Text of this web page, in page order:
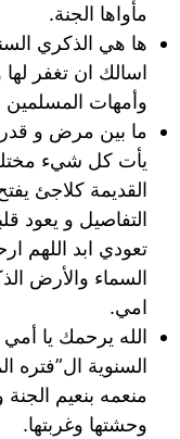
مأواها الجنة.
ها هي الذكري
اسالك ان تغفر
وأمهات المسلمين
ما بين مرض و قدر
يأت كل شيء
القديمة كلاجئ
التفاصيل و يعود
تعودي ابد اللهم
السماء والأرض
امي.
الله يرحمك يا
السنوية ال”فتره
منعمه بنعيم
وحشتها وغربتها.